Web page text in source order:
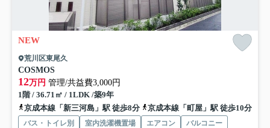
NEW
荒川区東尾久
COSMOS
12万円 管理/共益費3,000円
1階 / 36.71㎡ / 1LDK /築9年
京成本線「新三河島」駅 徒歩8分
京成本線「町屋」駅 徒歩10分
バス・トイレ別 室内洗濯機置場 エアコン
バルコニー